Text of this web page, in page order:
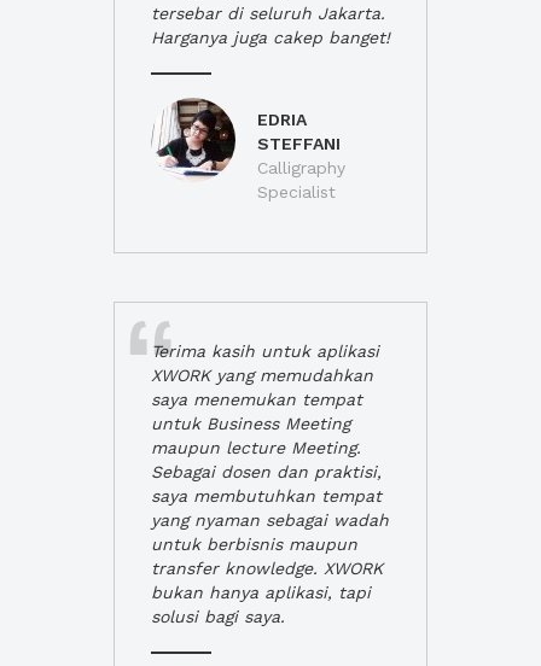
tersebar di seluruh Jakarta.
Harganya juga cakep banget!
EDRIA
STEFFANI
Calligraphy
Specialist
Terima kasih untuk aplikasi
XWORK yang memudahkan
saya menemukan tempat
untuk Business Meeting
maupun lecture Meeting.
Sebagai dosen dan praktisi,
saya membutuhkan tempat
yang nyaman sebagai wadah
untuk berbisnis maupun
transfer knowledge. XWORK
bukan hanya aplikasi, tapi
solusi bagi saya.